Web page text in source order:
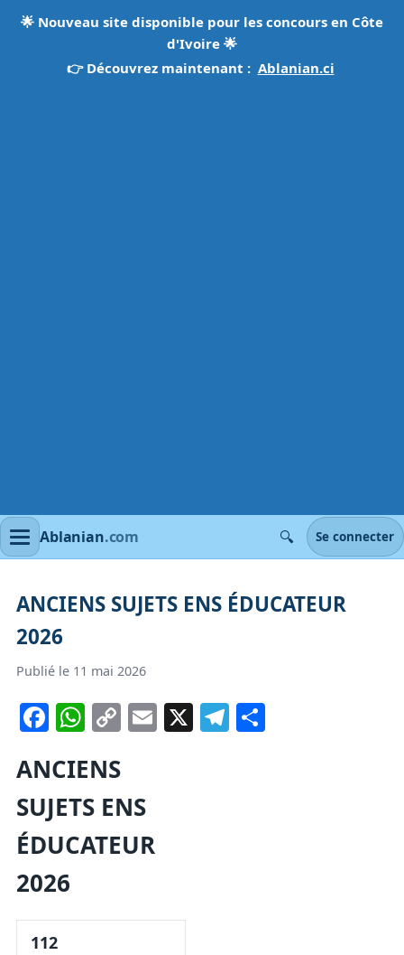
🌟 Nouveau site disponible pour les concours en Côte
d'Ivoire 🌟
👉 Découvrez maintenant : Ablanian.ci
Ablanian.com 🔍 Se connecter
ANCIENS SUJETS ENS ÉDUCATEUR
2026
Publié le 11 mai 2026
Facebook
WhatsApp
CopyEmail
X Telegram
Partager
ANCIENS
SUJETS ENS
ÉDUCATEUR
2026
112